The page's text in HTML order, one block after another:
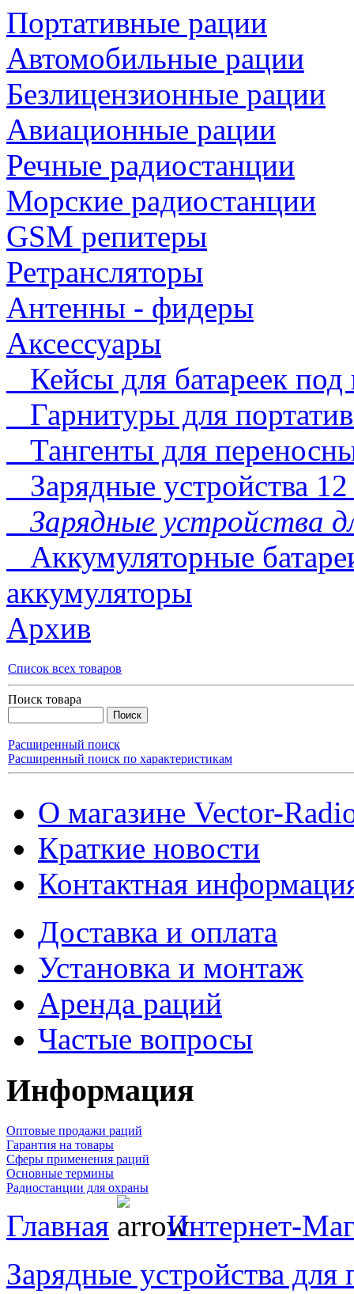
Портативные рации
Автомобильные рации
Безлицензионные рации
Авиационные рации
Речные радиостанции
Морские радиостанции
GSM репитеры
Ретрансляторы
Антенны - фидеры
Аксессуары
Кейсы для батареек
Гарнитуры для
Тангенты для
Зарядные устройства
Зарядные устройства
Аккумуляторные
аккумуляторы
Архив
Список всех товаров
Поиск товара
Расширенный поиск
Расширенный поиск по характеристикам
О магазине Vector-
Краткие новости
Контактная
Доставка и оплата
Установка и монтаж
Аренда раций
Частые вопросы
Информация
Оптовые продажи раций
Гарантия на товары
Сферы применения раций
Основные термины
Радиостанции для охраны
Главная
Интернет-
Зарядные устройства